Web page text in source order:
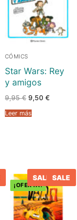
CÓMICS
Star Wars: Rey
y amigos
9,95€ El
precio
original
era:
9,50 €El
Leer más
¡OFERTA!
SALE SALE